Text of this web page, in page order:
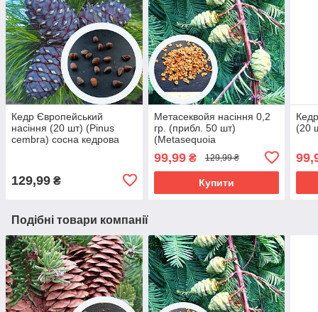
Кедр Європейський
насіння (20 шт) (Pinus
cembra) сосна кедрова
129,99 ₴
Метасеквойя насіння 0,2
гр. (прибл. 50 шт)
(Metasequoia
китайська
гліптостробусовидна для
саджанців
99,99₴ 129,99 ₴
Купити
(20
Подібні товари компанії